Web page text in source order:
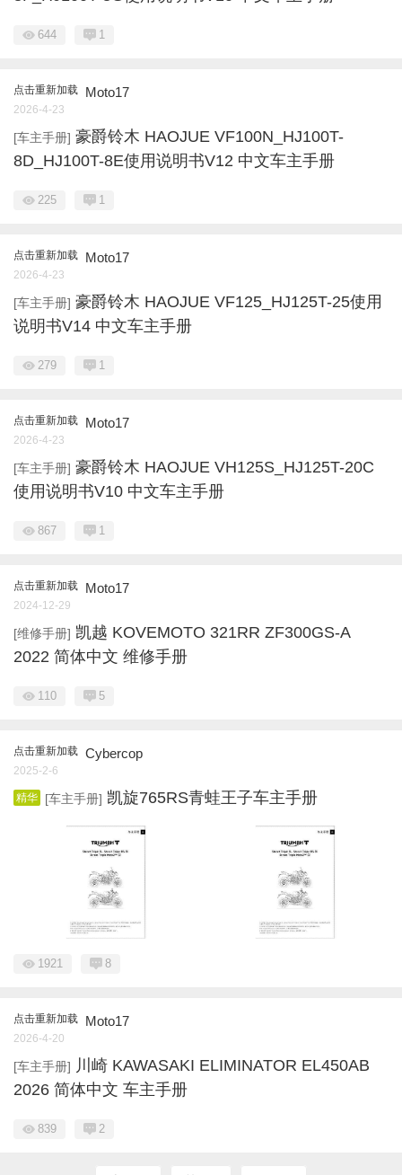
644 1
点击重新加载 Moto17
2026-4-23
[车主手册] 豪爵铃木 HAOJUE VF100N_HJ100T-
8D_HJ100T-8E使用说明书V12 中文车主手册
225 1
点击重新加载 Moto17
2026-4-23
[车主手册] 豪爵铃木 HAOJUE VF125_HJ125T-25使用
说明书V14 中文车主手册
279 1
点击重新加载 Moto17
2026-4-23
[车主手册] 豪爵铃木 HAOJUE VH125S_HJ125T-20C
使用说明书V10 中文车主手册
867 1
点击重新加载 Moto17
2024-12-29
[维修手册] 凯越 KOVEMOTO 321RR ZF300GS-A
2022 简体中文 维修手册
110 5
点击重新加载 Cybercop
2025-2-6
精华 [车主手册] 凯旋765RS青蛙王子车主手册
1921 8
点击重新加载 Moto17
2026-4-20
[车主手册] 川崎 KAWASAKI ELIMINATOR EL450AB
2026 简体中文 车主手册
839 2